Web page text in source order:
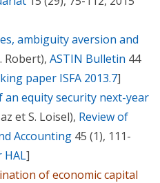
ambiguity aversion and
Robert), ASTIN Bulletin 44
paper ISFA 2013.7]
an equity security next-year
et S. Loisel), Review of
Accounting 45 (1), 111-
HAL]
of economic capital